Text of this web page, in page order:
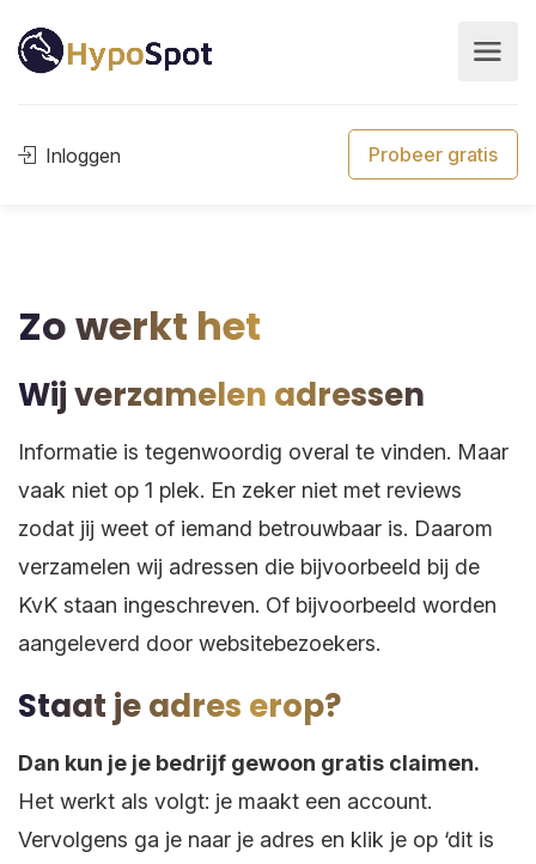
Inloggen Probeer gratis
Zo werkt het
Wij verzamelen adressen
Informatie is tegenwoordig overal te vinden. Maar
vaak niet op 1 plek. En zeker niet met reviews
zodat jij weet of iemand betrouwbaar is. Daarom
verzamelen wij adressen die bijvoorbeeld bij de
KvK staan ingeschreven. Of bijvoorbeeld worden
aangeleverd door websitebezoekers.
Staat je adres erop?
Dan kun je je bedrijf gewoon gratis claimen.
Het werkt als volgt: je maakt een account.
Vervolgens ga je naar je adres en klik je op ‘dit is